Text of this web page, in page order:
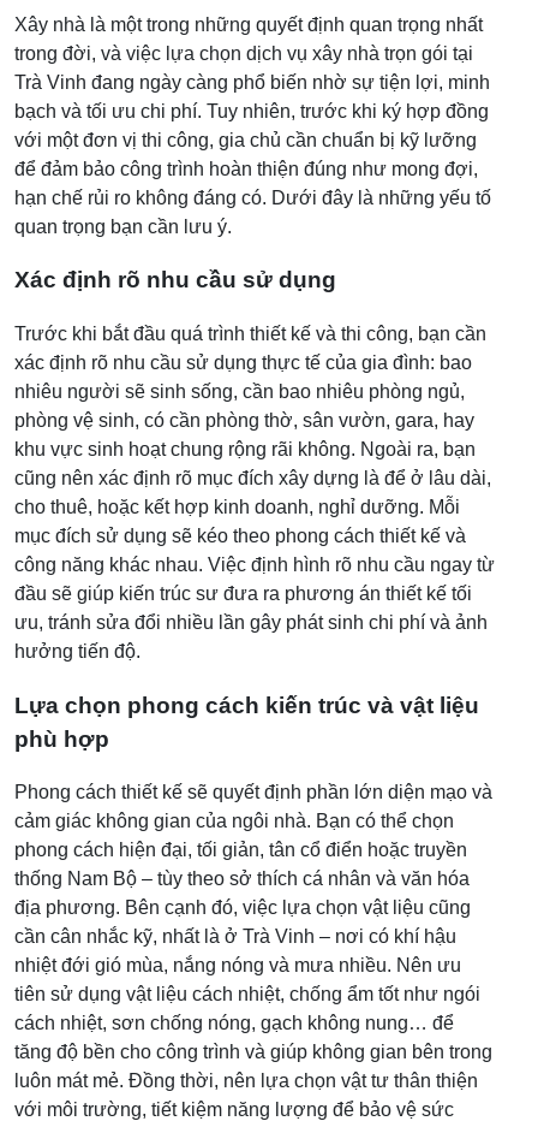
Xây nhà là một trong những quyết định quan trọng nhất
trong đời, và việc lựa chọn dịch vụ xây nhà trọn gói tại
Trà Vinh đang ngày càng phổ biến nhờ sự tiện lợi, minh
bạch và tối ưu chi phí. Tuy nhiên, trước khi ký hợp đồng
với một đơn vị thi công, gia chủ cần chuẩn bị kỹ lưỡng
để đảm bảo công trình hoàn thiện đúng như mong đợi,
hạn chế rủi ro không đáng có. Dưới đây là những yếu tố
quan trọng bạn cần lưu ý.
Xác định rõ nhu cầu sử dụng
Trước khi bắt đầu quá trình thiết kế và thi công, bạn cần
xác định rõ nhu cầu sử dụng thực tế của gia đình: bao
nhiêu người sẽ sinh sống, cần bao nhiêu phòng ngủ,
phòng vệ sinh, có cần phòng thờ, sân vườn, gara, hay
khu vực sinh hoạt chung rộng rãi không. Ngoài ra, bạn
cũng nên xác định rõ mục đích xây dựng là để ở lâu dài,
cho thuê, hoặc kết hợp kinh doanh, nghỉ dưỡng. Mỗi
mục đích sử dụng sẽ kéo theo phong cách thiết kế và
công năng khác nhau. Việc định hình rõ nhu cầu ngay từ
đầu sẽ giúp kiến trúc sư đưa ra phương án thiết kế tối
ưu, tránh sửa đổi nhiều lần gây phát sinh chi phí và ảnh
hưởng tiến độ.
Lựa chọn phong cách kiến trúc và vật liệu
phù hợp
Phong cách thiết kế sẽ quyết định phần lớn diện mạo và
cảm giác không gian của ngôi nhà. Bạn có thể chọn
phong cách hiện đại, tối giản, tân cổ điển hoặc truyền
thống Nam Bộ – tùy theo sở thích cá nhân và văn hóa
địa phương. Bên cạnh đó, việc lựa chọn vật liệu cũng
cần cân nhắc kỹ, nhất là ở Trà Vinh – nơi có khí hậu
nhiệt đới gió mùa, nắng nóng và mưa nhiều. Nên ưu
tiên sử dụng vật liệu cách nhiệt, chống ẩm tốt như ngói
cách nhiệt, sơn chống nóng, gạch không nung… để
tăng độ bền cho công trình và giúp không gian bên trong
luôn mát mẻ. Đồng thời, nên lựa chọn vật tư thân thiện
với môi trường, tiết kiệm năng lượng để bảo vệ sức